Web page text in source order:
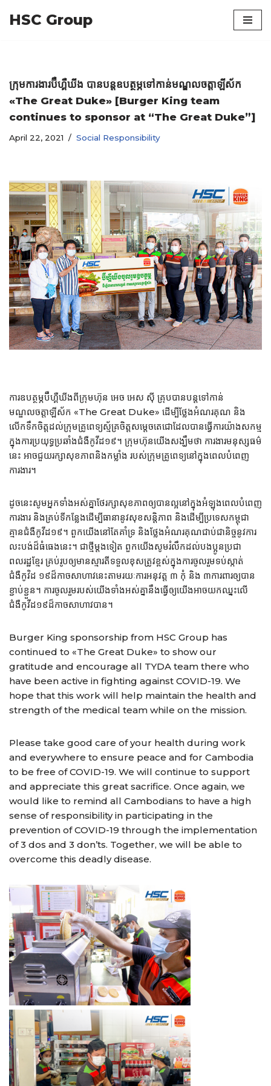
HSC Group
ក្រុមការងារប៊ឺហ្គឺឃីង បានបន្ដឧបត្ថម្ភទៅកាន់មណ្ឌលចត្ដាឡីស័ក
«The Great Duke» [Burger King team
continues to sponsor at “The Great Duke”]
April 22, 2021 Social Responsibility
ការ​ឧបត្ថម្ភប៊ឺហ្គឺឃីងពីក្រុមហ៊ុន អេច អេស ស៊ី គ្រុបបានបន្ដទៅកាន់
មណ្ឌលចត្ដាឡីស័ក «The Great Duke» ដើម្បីថ្លែងអំណរគុណ និង
លើកទឹកចិត្តដល់ក្រុមគ្រូពេទ្យស្ម័គ្រចិត្តសម្តេចតេជោដែលបានធ្វើការយ៉ាងសកម្ម​
ក្នុងការប្រយុទ្ធប្រឆាំងជំងឺកូវីដ១៩។ ក្រុមហ៊ុនយើងសង្ឃឹមថា ការងារមនុស្សធម៌
នេះ អាចជួយរក្សាសុខភាពនិងកម្លាំង របស់ក្រុមគ្រូពេទ្យនៅក្នុងពេលបំពេញ
ការងារ។
ដូចនេះសូមអ្នកទាំងអស់គ្នាថែរក្សាសុខភាពឲ្យបានល្អនៅក្នុងអំឡុងពេលបំពេញ
ការងារ និងគ្រប់ទីកន្លែងដើម្បីធានានូវសុខសន្ដិភាព និងដើម្បីប្រទេសកម្ពុជា
គ្មានជំងឺកូវីដ១៩។ ពួកយើងនៅតែគាំទ្រ និងថ្លែងអំណរគុណជាប់ជានិច្ចនូវការ
លះបង់ដ៏ធំធេងនេះ។ ជាថ្មីម្តងទៀត ពួកយើងសូមរំលឹកដល់បងប្អូនប្រជា
ពលរដ្ឋខ្មែរ គ្រប់រូបឲ្យមានស្មារតីទទួលខុសត្រូវខ្ពស់ក្នុងការចូលរួមទប់ស្កាត់
ជំងឺកូវិដ ១៩​ដ៏កាចសាហាវនេះតាមរយៈការអនុវត្ត ៣ កុំ និង ៣​ការពារឲ្យបាន
ខ្ជាប់ខ្ជួន។ ការចូលរួមរបស់យើងទាំងអស់គ្នានឹងធ្វើឲ្យយើងអាចយកឈ្នះលើ
ជំងឺកូវីដ១៩​ដ៏កាចសាហាវបាន។
Burger King sponsorship from HSC Group has
continued to «The Great Duke» to show our
gratitude and encourage all TYDA team there who
have been active in fighting against COVID-19. We
hope that this work will help maintain the health and
strength of the medical team while on the mission.
Please take good care of your health during work
and everywhere to ensure peace and for Cambodia
to be free of COVID-19. We will continue to support
and appreciate this great sacrifice. Once again, we
would like to remind all Cambodians to have a high
sense of responsibility in participating in the
prevention of COVID-19 through the implementation
of 3 dos and 3 don’ts. Together, we will be able to
overcome this deadly disease.